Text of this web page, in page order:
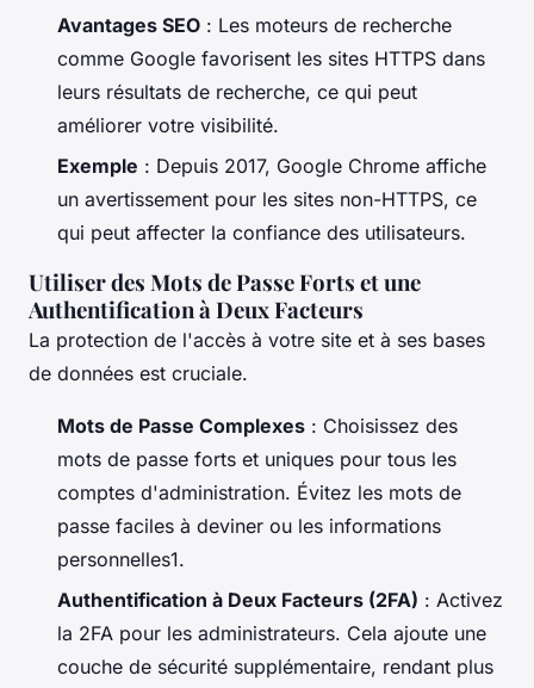
Avantages SEO : Les moteurs de recherche
comme Google favorisent les sites HTTPS dans
leurs résultats de recherche, ce qui peut
améliorer votre visibilité.
Exemple : Depuis 2017, Google Chrome affiche
un avertissement pour les sites non-HTTPS, ce
qui peut affecter la confiance des utilisateurs.
Utiliser des Mots de Passe Forts et une
Authentification à Deux Facteurs
La protection de l'accès à votre site et à ses bases
de données est cruciale.
Mots de Passe Complexes : Choisissez des
mots de passe forts et uniques pour tous les
comptes d'administration. Évitez les mots de
passe faciles à deviner ou les informations
personnelles1.
Authentification à Deux Facteurs (2FA) : Activez
la 2FA pour les administrateurs. Cela ajoute une
couche de sécurité supplémentaire, rendant plus